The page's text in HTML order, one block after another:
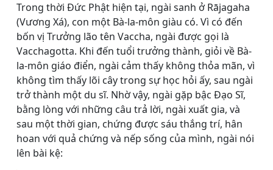
Trong thời Đức Phật hiện tại, ngài sanh ở Rājagaha
(Vương Xá), con một Bà-la-môn giàu có. Vì có đến
bốn vị Trưởng lão tên Vaccha, ngài được gọi là
Vacchagotta. Khi đến tuổi trưởng thành, giỏi về Bà-
la-môn giáo điển, ngài cảm thấy không thỏa mãn, vì
không tìm thấy lõi cây trong sự học hỏi ấy, sau ngài
trở thành một du sĩ. Nhờ vậy, ngài gặp bậc Ðạo Sĩ,
bằng lòng với những câu trả lời, ngài xuất gia, và
sau một thời gian, chứng được sáu thắng trí, hân
hoan với quả chứng và nếp sống của mình, ngài nói
lên bài kệ: